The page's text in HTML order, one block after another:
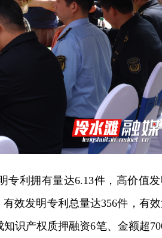
专利拥有量达6.13件，高价值
效发明专利总量达356件，有
识产权质押融资6笔、金额超